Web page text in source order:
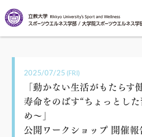
2025/07/25 (FRI)
「動かない生活がもたらす
寿命をのばす“ちょっとし
め〜」
公開ワークショップ 開催報